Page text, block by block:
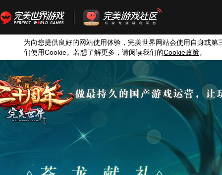
为向您提供良好的网站使用体验，完美世界网站会使用自身或第
们使用Cookie。若想了解更多，请阅读我们的Cookie政策。